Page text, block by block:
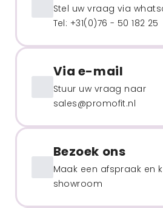
Stel uw vraag via
Tel: +31(0)76 - 50 182 25
Via e-mail
Stuur uw vraag naar
sales@promofit.nl
Bezoek ons
Maak een afspraak en
showroom